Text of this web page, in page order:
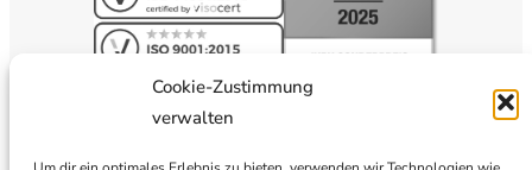
Cookie-Zustimmung
verwalten